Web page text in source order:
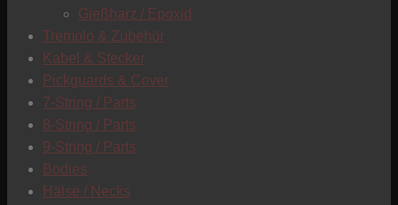
Gießharz / Epoxid
Tremolo & Zubehör
Kabel & Stecker
Pickguards & Cover
7-String / Parts
8-String / Parts
9-String / Parts
Bodies
Hälse / Necks